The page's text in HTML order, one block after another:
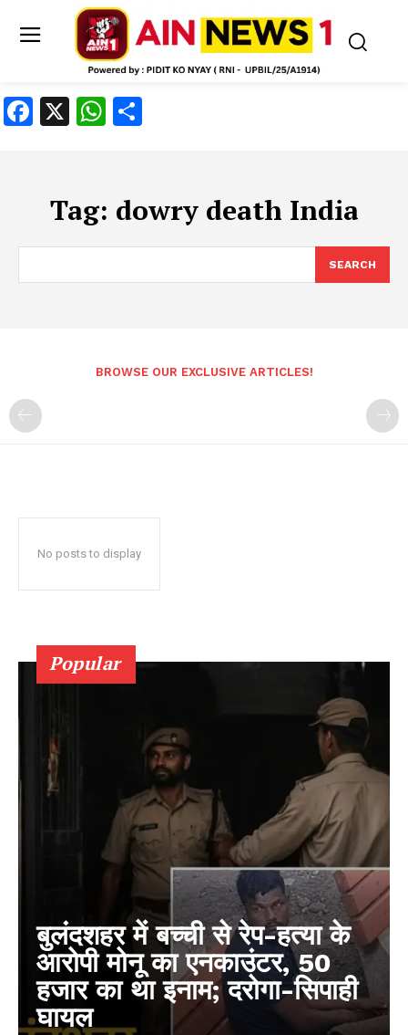
Facebook
X WhatsApp
Tag: dowry death India
SEARCH
BROWSE OUR EXCLUSIVE ARTICLES!
No posts to display
Popular
बुलंदशहर में बच्ची से रेप-हत्या के
आरोपी मोनू का एनकाउंटर, 50
हजार का था इनाम; दरोगा-सिपाही
घायल